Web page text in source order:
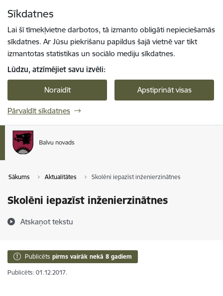
Sīkdatnes
Lai šī tīmekļvietne darbotos, tā izmanto obligāti nepieciešamās
sīkdatnes. Ar Jūsu piekrišanu papildus šajā vietnē var tikt
izmantotas statistikas un sociālo mediju sīkdatnes.
Lūdzu, atzīmējiet savu izvēli:
Noraidīt Apstiprināt visas
Pārvaldīt sīkdatnes
Sākums Aktualitātes Skolēni iepazīst inženierzinātnes
Skolēni iepazīst inženierzinātnes
Atskaņot tekstu
Publicēts pirms vairāk nekā 8 gadiem
Publicēts: 01.12.2017.